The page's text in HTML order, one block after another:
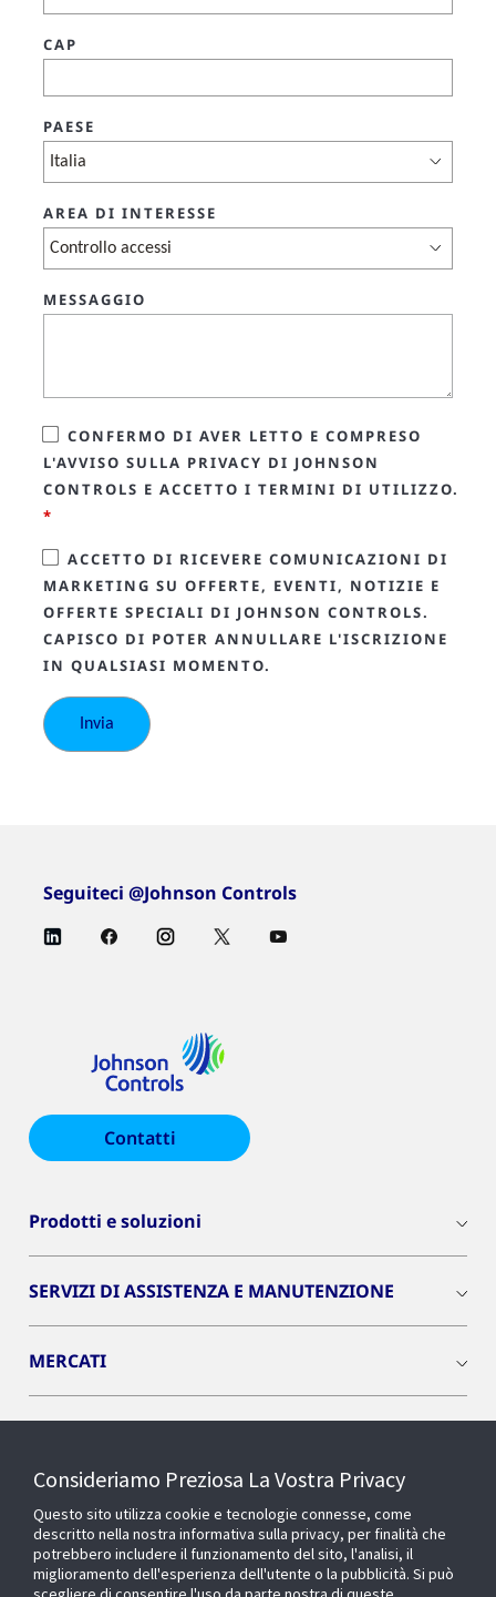
CAP
PAESE
AREA DI INTERESSE
MESSAGGIO
CONFERMO DI AVER LETTO E COMPRESO
L'AVVISO SULLA PRIVACY DI JOHNSON
CONTROLS E ACCETTO I TERMINI DI UTILIZZO.
*
ACCETTO DI RICEVERE COMUNICAZIONI DI
MARKETING SU OFFERTE, EVENTI, NOTIZIE E
OFFERTE SPECIALI DI JOHNSON CONTROLS.
CAPISCO DI POTER ANNULLARE L'ISCRIZIONE
IN QUALSIASI MOMENTO.
Seguiteci @Johnson Controls
Contatti
Prodotti e soluzioni
SERVIZI DI ASSISTENZA E MANUTENZIONE
MERCATI
OPENBLUE
Consideriamo Preziosa La Vostra Privacy
Questo sito utilizza cookie e tecnologie connesse, come
descritto nella nostra informativa sulla privacy, per finalità che
potrebbero includere il funzionamento del sito, l'analisi, il
miglioramento dell'esperienza dell'utente o la pubblicità. Si può